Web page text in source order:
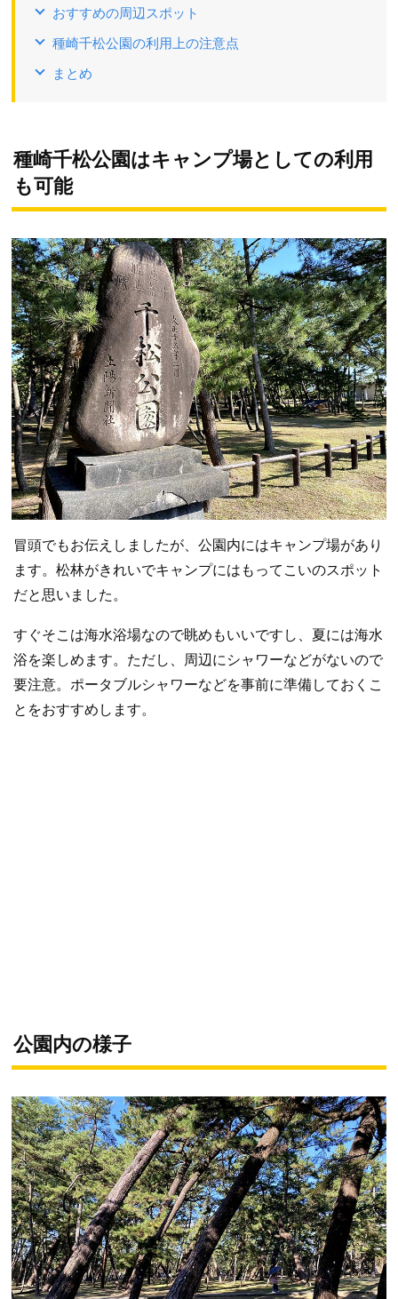
おすすめの周辺スポット
種崎千松公園の利用上の注意点
まとめ
種崎千松公園はキャンプ場としての利用
も可能
冒頭でもお伝えしましたが、公園内にはキャンプ場があり
ます。松林がきれいでキャンプにはもってこいのスポット
だと思いました。
すぐそこは海水浴場なので眺めもいいですし、夏には海水
浴を楽しめます。ただし、周辺にシャワーなどがないので
要注意。ポータブルシャワーなどを事前に準備しておくこ
とをおすすめします。
公園内の様子